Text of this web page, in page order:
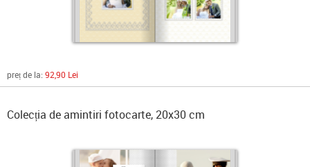
preț de la: 92,90 Lei
Colecția de amintiri fotocarte, 20x30 cm